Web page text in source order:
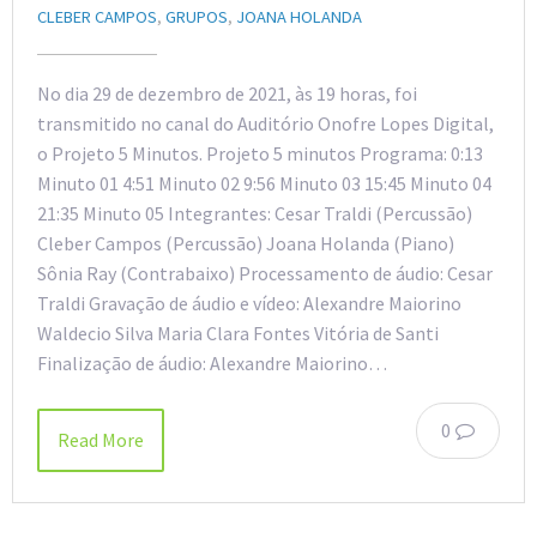
CLEBER CAMPOS, GRUPOS, JOANA HOLANDA
No dia 29 de dezembro de 2021, às 19 horas, foi
transmitido no canal do Auditório Onofre Lopes Digital,
o Projeto 5 Minutos. Projeto 5 minutos Programa: 0:13
Minuto 01 4:51 Minuto 02 9:56 Minuto 03 15:45 Minuto 04
21:35 Minuto 05 Integrantes: Cesar Traldi (Percussão)
Cleber Campos (Percussão) Joana Holanda (Piano)
Sônia Ray (Contrabaixo) Processamento de áudio: Cesar
Traldi Gravação de áudio e vídeo: Alexandre Maiorino
Waldecio Silva Maria Clara Fontes Vitória de Santi
Finalização de áudio: Alexandre Maiorino…
0
Read More